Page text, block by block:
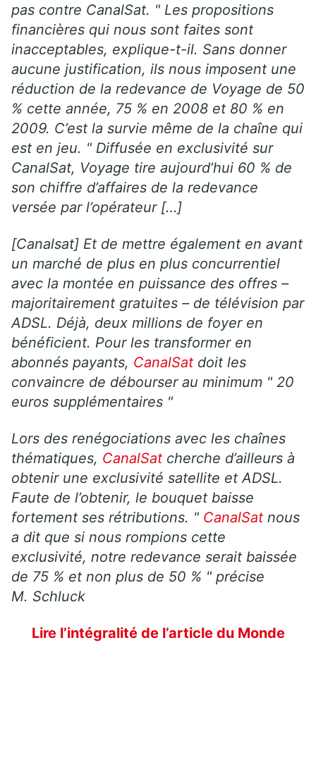
pas contre CanalSat. " Les propositions
financières qui nous sont faites sont
inacceptables, explique-t-il. Sans donner
aucune justification, ils nous imposent une
réduction de la redevance de Voyage de 50
% cette année, 75 % en 2008 et 80 % en
2009. C’est la survie même de la chaîne qui
est en jeu. " Diffusée en exclusivité sur
CanalSat, Voyage tire aujourd’hui 60 % de
son chiffre d’affaires de la redevance
versée par l’opérateur […]
[Canalsat] Et de mettre également en avant
un marché de plus en plus concurrentiel
avec la montée en puissance des offres –
majoritairement gratuites – de télévision par
ADSL. Déjà, deux millions de foyer en
bénéficient. Pour les transformer en
abonnés payants, CanalSat doit les
convaincre de débourser au minimum " 20
euros supplémentaires "
Lors des renégociations avec les chaînes
thématiques, CanalSat cherche d’ailleurs à
obtenir une exclusivité satellite et ADSL.
Faute de l’obtenir, le bouquet baisse
fortement ses rétributions. " CanalSat nous
a dit que si nous rompions cette
exclusivité, notre redevance serait baissée
de 75 % et non plus de 50 % " précise
M. Schluck
Lire l’intégralité de l’article du Monde